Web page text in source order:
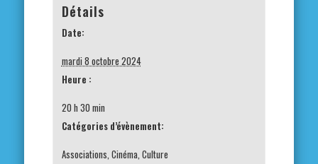
Détails
Date:
mardi 8 octobre 2024
Heure :
20 h 30 min
Catégories d’évènement:
Associations Cinéma Culture